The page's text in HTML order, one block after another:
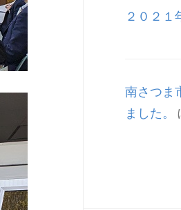
２０２１
南さつま
ました。